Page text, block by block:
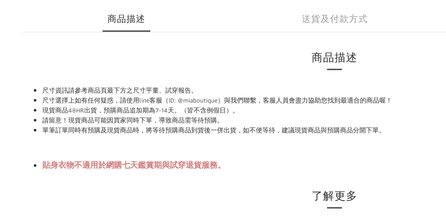
商品描述 送貨及付款方式
商品描述
尺寸資訊請參考商品頁最下方之尺寸平量、試穿報告。
尺寸選擇上如有任何疑惑，請使用line客服（ID: @miaboutique）與我們聯繫， 客服人員會盡力協助您找到最適合的商品喔！
現貨商品48HR出貨，預購商品追加期為7-14天。（皆不含例假日） 。
請留意！現貨商品可能因買家同時下單，導致商品需等待預購。
單筆訂單同時有預購及現貨商品時，將等待預購商品到貨後一併出貨，如不便等待，建議現貨商品與預購商品分開下單。
貼身衣物不適用於網購七天鑑賞期與試穿退貨服務。
了解更多